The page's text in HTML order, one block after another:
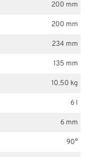
200 mm
200 mm
234 mm
135 mm
10.50 kg
6 l
6 mm
90°